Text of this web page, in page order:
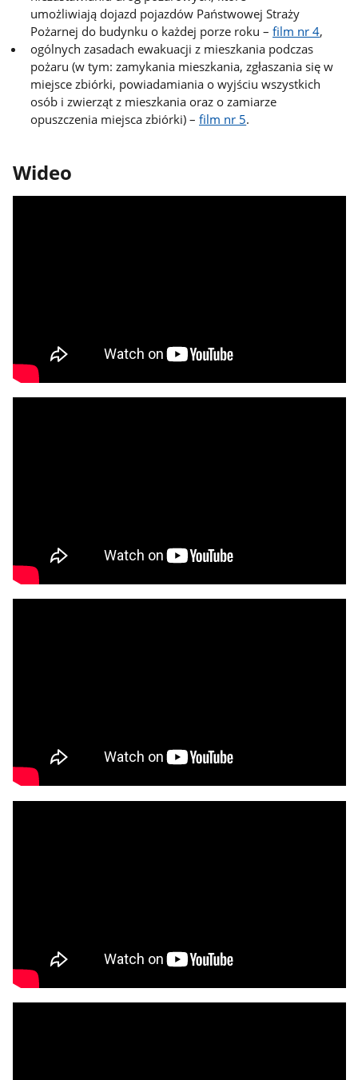
umożliwiają dojazd pojazdów Państwowej Straży
Pożarnej do budynku o każdej porze roku –film nr 4,
ogólnych zasadach ewakuacji z mieszkania podczas
pożaru (w tym: zamykania mieszkania, zgłaszania się w
miejsce zbiórki, powiadamiania o wyjściu wszystkich
osób i zwierząt z mieszkania oraz o zamiarze
opuszczenia miejsca zbiórki) –film nr 5.
Wideo